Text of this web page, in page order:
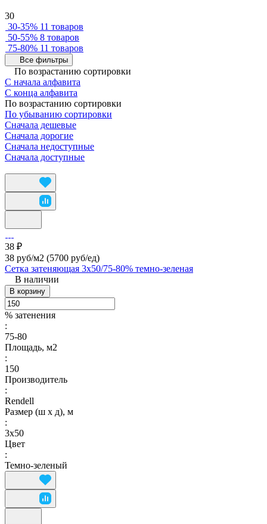
30
30-35% 11 товаров
50-55% 8 товаров
75-80% 11 товаров
Все фильтры
По возрастанию сортировки
С начала алфавита
С конца алфавита
По возрастанию сортировки
По убыванию сортировки
Сначала дешевые
Сначала дорогие
Сначала недоступные
Сначала доступные
38 ₽
38 руб/м2 (5700 руб/eд)
Сетка затеняющая 3х50/75-80% темно-зеленая
В наличии
В корзину
% затенения
:
75-80
Площадь, м2
:
150
Производитель
:
Rendell
Размер (ш х д), м
:
3х50
Цвет
:
Темно-зеленый